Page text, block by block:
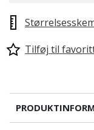
Tilføj til